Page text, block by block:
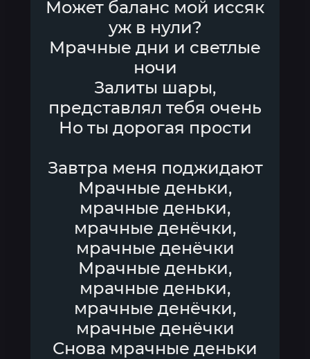
Может баланс мой иссяк
уж в нули?
Мрачные дни и светлые
ночи
Залиты шары,
представлял тебя очень
Но ты дорогая прости
Завтра меня поджидают
Мрачные деньки,
мрачные деньки,
мрачные денёчки,
мрачные денёчки
Мрачные деньки,
мрачные деньки,
мрачные денёчки,
мрачные денёчки
Снова мрачные деньки